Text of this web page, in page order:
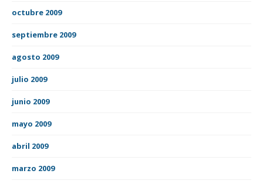
octubre 2009
septiembre 2009
agosto 2009
julio 2009
junio 2009
mayo 2009
abril 2009
marzo 2009